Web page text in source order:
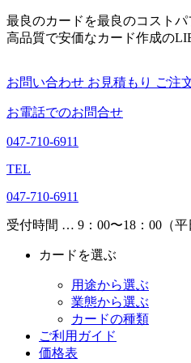
最良のカードを最良のコストパ
高品質で安価なカード作成の
お問い合わせ お見積もり ご注
お電話でのお問合せ
047-710-6911
TEL
047-710-6911
受付時間 … 9：00〜18：00（平
カードを選ぶ
用途から選ぶ
業態から選ぶ
カードの種類
ご利用ガイド
価格表